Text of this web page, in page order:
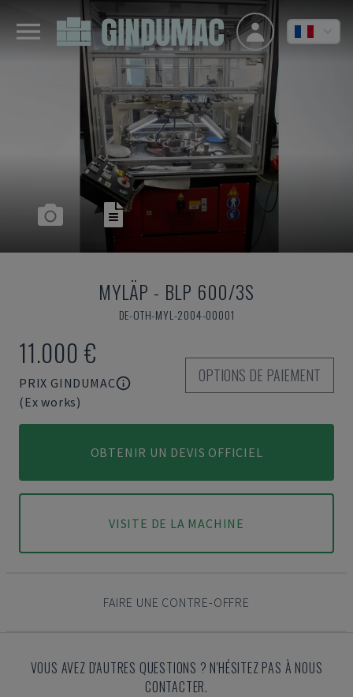
MYLÄP - BLP 600/3S
DE-OTH-MYL-2004-00001
11.000 €
PRIX GINDUMAC
(Ex works)
OPTIONS DE PAIEMENT
OBTENIR UN DEVIS OFFICIEL
VISITE DE LA MACHINE
FAIRE UNE CONTRE-OFFRE
VOUS AVEZ D'AUTRES QUESTIONS ? N'HÉSITEZ PAS À NOUS
CONTACTER.